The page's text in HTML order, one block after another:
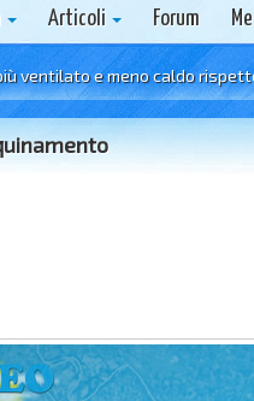
Articoli Forum
e meno caldo rispetto a